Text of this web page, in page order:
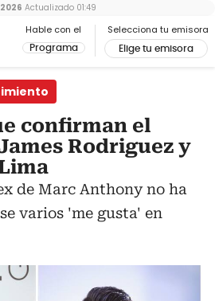
Hable con el
Programa
Selecciona tu emisora
Elige tu emisora
Actualizado 01:49
confirman el
Rodriguez y
de Marc Anthony no ha
varios 'me gusta' en